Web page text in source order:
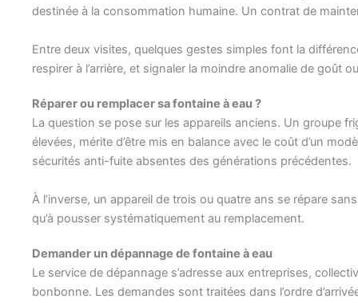
destinée à la consommation humaine. Un contrat de
Entre deux visites, quelques gestes simples font la
respirer à l’arrière, et signaler la moindre anomalie de goût
Réparer ou remplacer sa fontaine à eau ?
La question se pose sur les appareils anciens. Un groupe
élevées, mérite d’être mis en balance avec le coût d’un
sécurités anti-fuite absentes des générations précédentes.
À l’inverse, un appareil de trois ou quatre ans se répare
qu’à pousser systématiquement au remplacement.
Demander un dépannage de fontaine à eau
Le service de dépannage s’adresse aux entreprises,
bonbonne. Les demandes sont traitées dans l’ordre